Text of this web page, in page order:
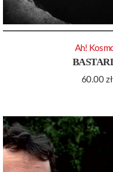
60.00zł
Ah!